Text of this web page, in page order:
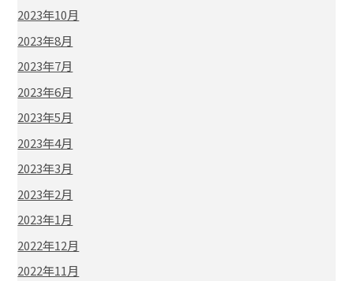
2023年10月
2023年8月
2023年7月
2023年6月
2023年5月
2023年4月
2023年3月
2023年2月
2023年1月
2022年12月
2022年11月